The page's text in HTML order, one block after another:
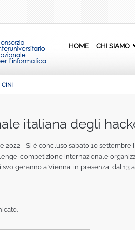
HOME CHI SIAMO
CINI
italiana degli
2022 - Si è concluso sabato 10
competizione internazionale
svolgeranno a Vienna, in presenza, dal